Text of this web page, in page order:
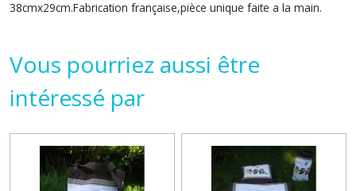
38cmx29cm.Fabrication française,pièce unique faite a la main.
Vous pourriez aussi être
intéressé par